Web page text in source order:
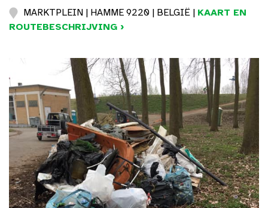
MARKTPLEIN | HAMME 9220 | BELGIË | KAART EN
ROUTEBESCHRIJVING ›